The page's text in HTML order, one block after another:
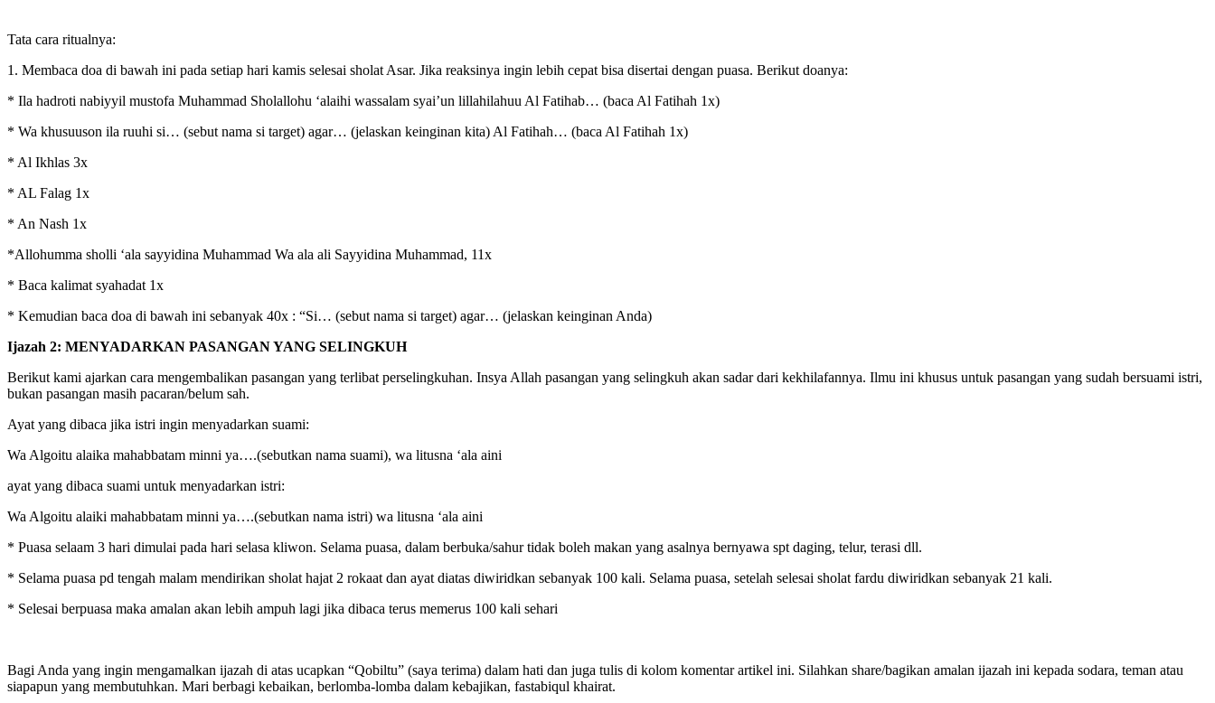
Tata cara ritualnya:
1. Membaca doa di bawah ini pada setiap hari kamis selesai sholat Asar. Jika reaksinya ingin lebih cepat bisa disertai dengan puasa. Berikut doanya:
* Ila hadroti nabiyyil mustofa Muhammad Sholallohu ‘alaihi wassalam syai’un lillahilahuu Al Fatihab… (baca Al Fatihah 1x)
* Wa khusuuson ila ruuhi si… (sebut nama si target) agar… (jelaskan keinginan kita) Al Fatihah… (baca Al Fatihah 1x)
* Al Ikhlas 3x
* AL Falag 1x
* An Nash 1x
*Allohumma sholli ‘ala sayyidina Muhammad Wa ala ali Sayyidina Muhammad, 11x
* Baca kalimat syahadat 1x
* Kemudian baca doa di bawah ini sebanyak 40x : “Si… (sebut nama si target) agar… (jelaskan keinginan Anda)
Ijazah 2: MENYADARKAN PASANGAN YANG SELINGKUH
Berikut kami ajarkan cara mengembalikan pasangan yang terlibat perselingkuhan. Insya Allah pasangan yang selingkuh akan sadar dari kekhilafannya. Ilmu ini khusus untuk pasangan yang sudah bersuami istri,
bukan pasangan masih pacaran/belum sah.
Ayat yang dibaca jika istri ingin menyadarkan suami:
Wa Algoitu alaika mahabbatam minni ya….(sebutkan nama suami), wa litusna ‘ala aini
ayat yang dibaca suami untuk menyadarkan istri:
Wa Algoitu alaiki mahabbatam minni ya….(sebutkan nama istri) wa litusna ‘ala aini
* Puasa selaam 3 hari dimulai pada hari selasa kliwon. Selama puasa, dalam berbuka/sahur tidak boleh makan yang asalnya bernyawa spt daging, telur, terasi dll.
* Selama puasa pd tengah malam mendirikan sholat hajat 2 rokaat dan ayat diatas diwiridkan sebanyak 100 kali. Selama puasa, setelah selesai sholat fardu diwiridkan sebanyak 21 kali.
* Selesai berpuasa maka amalan akan lebih ampuh lagi jika dibaca terus memerus 100 kali sehari
Bagi Anda yang ingin mengamalkan ijazah di atas ucapkan “Qobiltu” (saya terima) dalam hati dan juga tulis di kolom komentar artikel ini. Silahkan share/bagikan amalan ijazah ini kepada sodara, teman atau
siapapun yang membutuhkan. Mari berbagi kebaikan, berlomba-lomba dalam kebajikan, fastabiqul khairat.